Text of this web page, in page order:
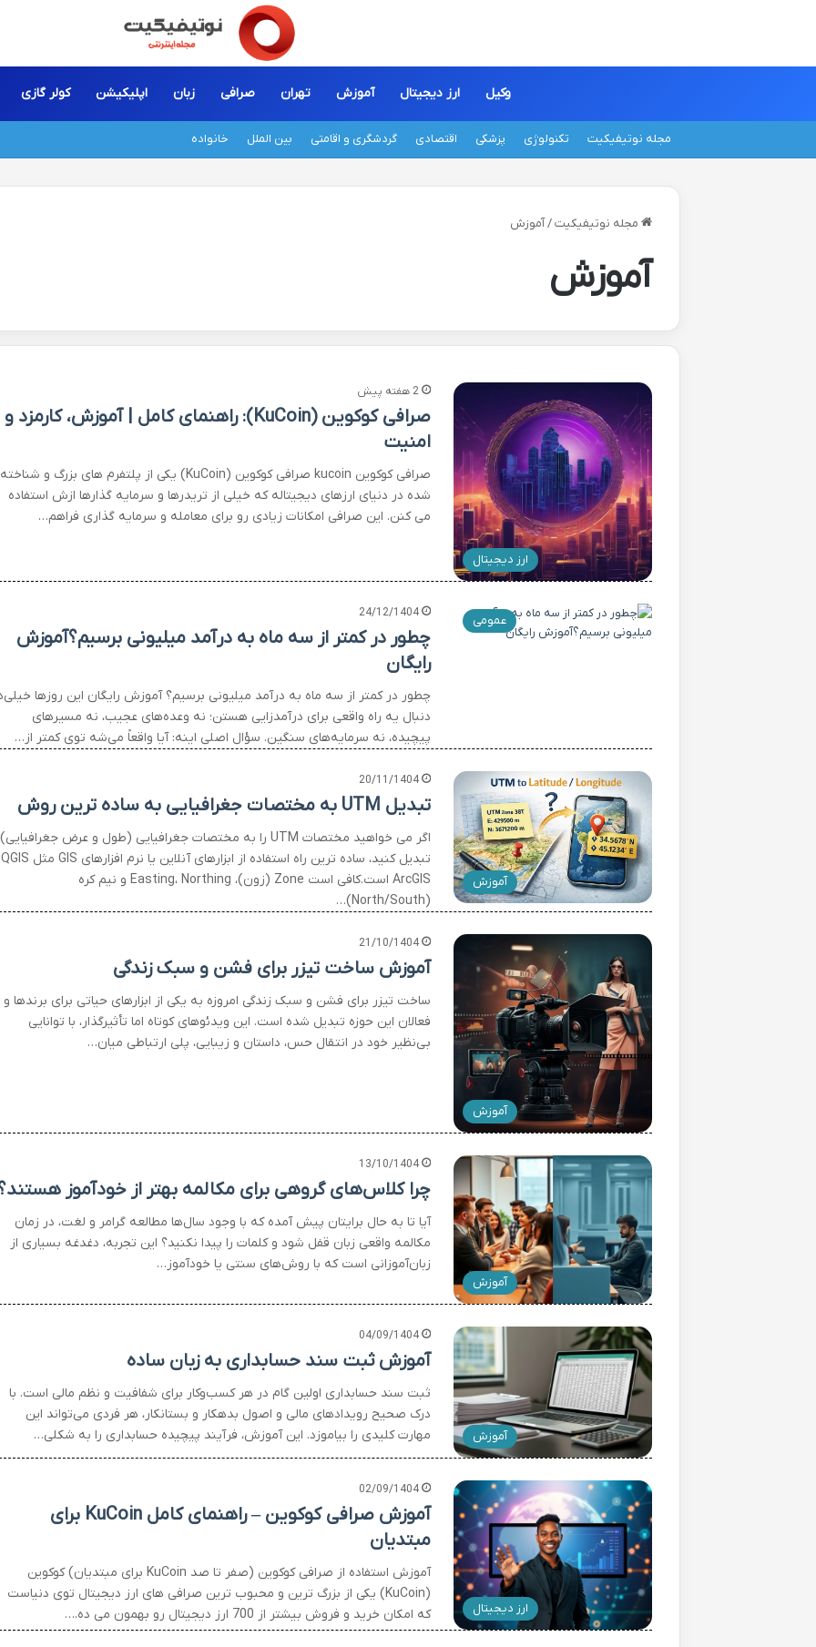
وکیل ارز دیجیتال آموزش تهران صرافی زبان اپلیکیشن کولر گازی
مجله نوتیفیکیت تکنولوژی پزشکی اقتصادی گردشگری و اقامتی بین الملل خانواده
مجله نوتیفیکیت / آموزش
آموزش
ارز دیجیتال
2 هفته پیش
صرافی کوکوین (KuCoin): راهنمای کامل | آموزش، کارمزد و
امنیت
صرافی کوکوین kucoin صرافی کوکوین (KuCoin) یکی از پلتفرم های بزرگ و شناخته
شده در دنیای ارزهای دیجیتاله که خیلی از تریدرها و سرمایه گذارها ازش استفاده
می کنن. این صرافی امکانات زیادی رو برای معامله و سرمایه گذاری فراهم…
عمومی 24/12/1404
چطور در کمتر از سه ماه به درآمد میلیونی برسیم؟آموزش
رایگان
چطور در کمتر از سه ماه به درآمد میلیونی برسیم؟ آموزش رایگان این روزها
دنبال یه راه واقعی برای درآمدزایی هستن؛ نه وعده‌های عجیب، نه مسیرهای
پیچیده، نه سرمایه‌های سنگین. سؤال اصلی اینه: آیا واقعاً می‌شه توی کمتر از…
آموزش
20/11/1404
تبدیل UTM به مختصات جغرافیایی به ساده ترین روش
اگر می خواهید مختصات UTM را به مختصات جغرافیایی (طول و عرض جغرافیایی)
ArcGIS است.کافی است Zone (زون)، Easting، Northing و نیم کره
(North/South)…
آموزش
21/10/1404
آموزش ساخت تیزر برای فشن و سبک زندگی
ساخت تیزر برای فشن و سبک زندگی امروزه به یکی از ابزارهای حیاتی برای برندها و
فعالان این حوزه تبدیل شده است. این ویدئوهای کوتاه اما تأثیرگذار، با توانایی
بی‌نظیر خود در انتقال حس، داستان و زیبایی، پلی ارتباطی میان…
آموزش
13/10/1404
چرا کلاس‌های گروهی برای مکالمه بهتر از خودآموز
آیا تا به حال برایتان پیش آمده که با وجود سال‌ها مطالعه گرامر و لغت، در زمان
مکالمه واقعی زبان قفل شود و کلمات را پیدا نکنید؟ این تجربه، دغدغه بسیاری از
زبان‌آموزانی است که با روش‌های سنتی یا خودآموز…
آموزش
04/09/1404
آموزش ثبت سند حسابداری به زبان ساده
ثبت سند حسابداری اولین گام در هر کسب‌وکار برای شفافیت و نظم مالی است. با
درک صحیح رویدادهای مالی و اصول بدهکار و بستانکار، هر فردی می‌تواند این
مهارت کلیدی را بیاموزد. این آموزش، فرآیند پیچیده حسابداری را به شکلی…
ارز دیجیتال
02/09/1404
آموزش صرافی کوکوین – راهنمای کامل KuCoin برای
مبتدیان
آموزش استفاده از صرافی کوکوین (صفر تا صد KuCoin برای مبتدیان) کوکوین
(KuCoin) یکی از بزرگ ترین و محبوب ترین صرافی های ارز دیجیتال توی دنیاست
که امکان خرید و فروش بیشتر از 700 ارز دیجیتال رو بهمون می ده.…